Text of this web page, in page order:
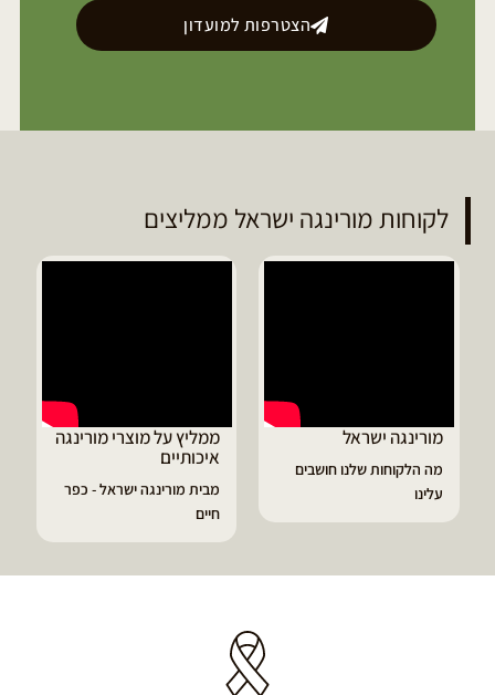
הצטרפות למועדון
לקוחות מורינגה ישראל ממליצים
ישראל
שלנו חושבים
ממליץ על מוצרי מורינגה
מבית מורינגה ישראל - כפר
דיוויד
הפסקתי